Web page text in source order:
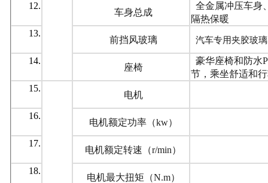
12.
车身总成
全金属冲压车身
隔热保暖
13.
前挡风玻璃 汽车专用夹胶玻
14.
座椅
豪华座椅和防水
节，乘坐舒适和
15.
电机
16.
电机额定功率（kw）
17.
电机额定转速（r/min）
18.
电机最大扭矩（N.m）